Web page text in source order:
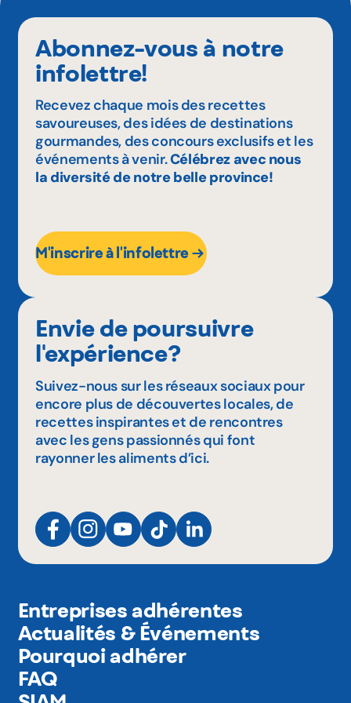
Abonnez-vous à notre
infolettre!
Recevez chaque mois des recettes
savoureuses, des idées de destinations
gourmandes, des concours exclusifs et les
événements à venir.Célébrez avec nous
la diversité de notre belle province!
M'inscrire à l'infolettre
Envie de poursuivre
l'expérience?
Suivez-nous sur les réseaux sociaux pour
encore plus de découvertes locales, de
recettes inspirantes et de rencontres
avec les gens passionnés qui font
rayonner les aliments d’ici.
Entreprises adhérentes
Actualités & Événements
Pourquoi adhérer
FAQ